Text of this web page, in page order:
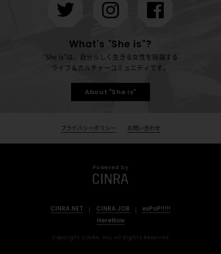
What's "She is"?
"She is"は、自分らしく生きる女性を祝福する
ライフ＆カルチャーコミュニティです。
About "She is"
プライバシーポリシー お問い合わせ
Powered by
CINRA.NET CINRA.JOB
exPoP!!!!!
HereNow
Copyright CINRA. inc, All Rights Reserved